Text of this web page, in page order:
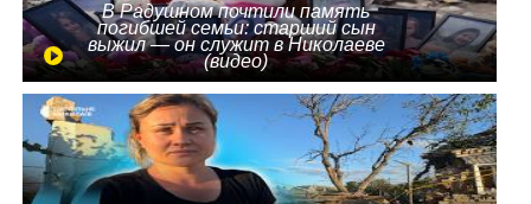
В Радушном почтили память
погибшей семьи: старший сын
выжил — он служит в Николаеве
(видео)